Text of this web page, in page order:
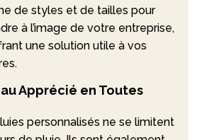
de styles et de tailles pour
à l’image de votre entreprise,
une solution utile à vos
Apprécié en Toutes
personnalisés ne se limitent